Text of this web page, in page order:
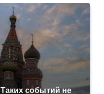
Таких событий не